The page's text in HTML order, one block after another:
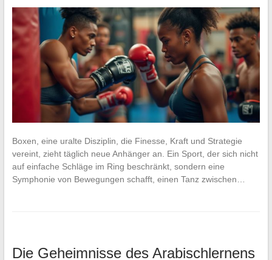
Boxen, eine uralte Disziplin, die Finesse, Kraft und Strategie
vereint, zieht täglich neue Anhänger an. Ein Sport, der sich nicht
auf einfache Schläge im Ring beschränkt, sondern eine
Symphonie von Bewegungen schafft, einen Tanz zwischen…
Die Geheimnisse des Arabischlernens